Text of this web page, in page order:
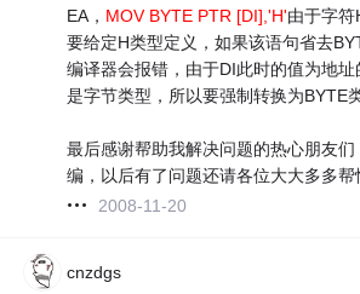
EA， MOV BYTE PTR [DI],'H'由于字符
要给定H类型定义，如果该语句省去
编译器会报错，由于DI此时的值为地址
是字节类型，所以要强制转换为BYTE类
最后感谢帮助我解决问题的热心朋友们
编，以后有了问题还请各位大大多多帮
2008-11-20
cnzdgs